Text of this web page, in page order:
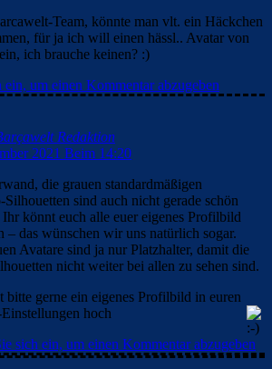
Team, könnte man vlt. ein Häckchen
für ja ich will einen hässl.. Avatar von
ich brauche keinen? :)
um einen Kommentar abzugeben
Redaktion
2021 Beim 14:20
die grauen standardmäßigen
sind auch nicht gerade schön
Ihr könnt euch alle euer eigenes Profilbild
– das wünschen wir uns natürlich sogar.
Avatare sind ja nur Platzhalter, damit die
nicht weiter bei allen zu sehen sind.
bitte gerne ein eigenes Profilbild in euren
hoch
sich ein, um einen Kommentar abzugeben